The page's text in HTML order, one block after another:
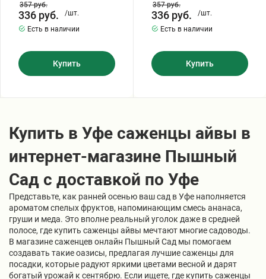
357руб.
336 руб.
/шт.
Есть в наличии
Купить
357руб.
336 руб.
/шт.
Есть в наличии
Купить
Купить в Уфе саженцы айвы в
интернет-магазине Пышный
Сад с доставкой по Уфе
Представьте, как ранней осенью ваш сад в Уфе наполняется
ароматом спелых фруктов, напоминающим смесь ананаса,
груши и меда. Это вполне реальный уголок даже в средней
полосе, где купить саженцы айвы мечтают многие садоводы.
В магазине саженцев онлайн Пышный Сад мы помогаем
создавать такие оазисы, предлагая лучшие саженцы для
посадки, которые радуют яркими цветами весной и дарят
богатый урожай к сентябрю. Если ищете, где купить саженцы